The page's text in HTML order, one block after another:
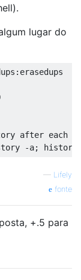
lugar do
: erasedups
after each
-a; history -c;
— Lifely
fonte
+.5 para